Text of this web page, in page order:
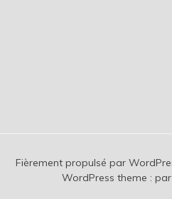
Fièrement propulsé par
WordPress theme :